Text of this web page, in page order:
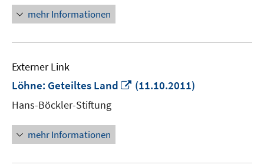
mehr Informationen
Externer Link
Löhne: Geteiltes Land
In
(11.10.2011)
Hans-Böckler-Stiftung
mehr Informationen